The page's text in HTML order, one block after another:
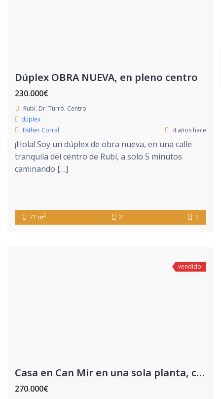
Dúplex OBRA NUEVA, en pleno centro
230.000€
Rubí. Dr. Turró. Centro
dúplex
Esther Corral
4 años hace
¡Hola! Soy un dúplex de obra nueva, en una calle
tranquila del centro de Rubí, a solo 5 minutos
caminando […]
71 m2 2 2
vendido
Casa en Can Mir en una sola planta, con jardín y piscina
270.000€